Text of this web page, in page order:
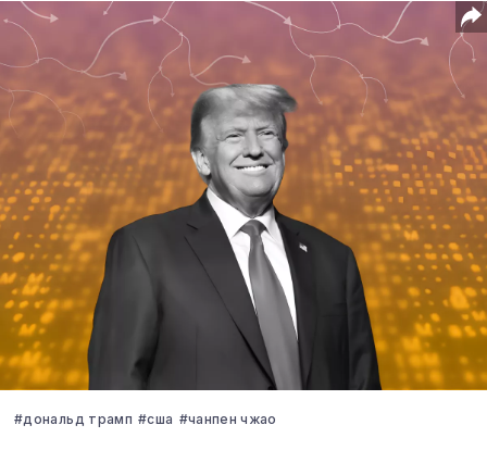
#дональд трамп #сша #чанпен чжао